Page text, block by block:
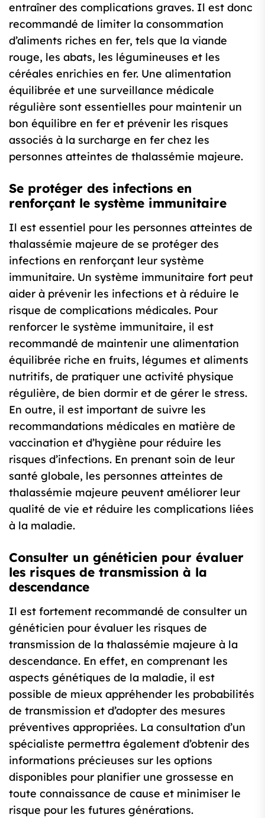
entraîner des complications graves. Il est donc
recommandé de limiter la consommation
d’aliments riches en fer, tels que la viande
rouge, les abats, les légumineuses et les
céréales enrichies en fer. Une alimentation
équilibrée et une surveillance médicale
régulière sont essentielles pour maintenir un
bon équilibre en fer et prévenir les risques
associés à la surcharge en fer chez les
personnes atteintes de thalassémie majeure.
Se protéger des infections en
renforçant le système immunitaire
Il est essentiel pour les personnes atteintes de
thalassémie majeure de se protéger des
infections en renforçant leur système
immunitaire. Un système immunitaire fort peut
aider à prévenir les infections et à réduire le
risque de complications médicales. Pour
renforcer le système immunitaire, il est
recommandé de maintenir une alimentation
équilibrée riche en fruits, légumes et aliments
nutritifs, de pratiquer une activité physique
régulière, de bien dormir et de gérer le stress.
En outre, il est important de suivre les
recommandations médicales en matière de
vaccination et d’hygiène pour réduire les
risques d’infections. En prenant soin de leur
santé globale, les personnes atteintes de
thalassémie majeure peuvent améliorer leur
qualité de vie et réduire les complications liées
à la maladie.
Consulter un généticien pour évaluer
les risques de transmission à la
descendance
Il est fortement recommandé de consulter un
généticien pour évaluer les risques de
transmission de la thalassémie majeure à la
descendance. En effet, en comprenant les
aspects génétiques de la maladie, il est
possible de mieux appréhender les probabilités
de transmission et d’adopter des mesures
préventives appropriées. La consultation d’un
spécialiste permettra également d’obtenir des
informations précieuses sur les options
disponibles pour planifier une grossesse en
toute connaissance de cause et minimiser le
risque pour les futures générations.